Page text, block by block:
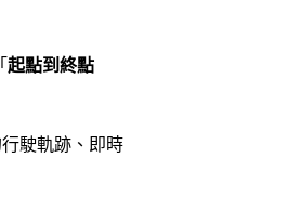
起點到終點
駛軌跡、即時